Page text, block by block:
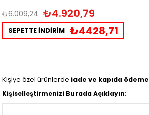
₺6.009,24 ₺4.920,79
SEPETTE İNDİRİM ₺4428,71
Kişiye özel ürünlerde iade ve kapıda ödeme
Kişiselleştirmenizi Burada Açıklayın: